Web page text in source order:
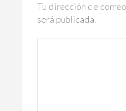
Tu dirección de
será publicada.